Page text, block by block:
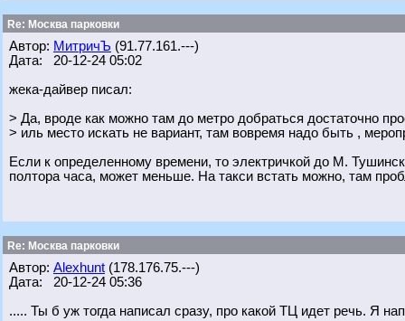
Re: Москва парковки
Автор: МитричЪ (91.77.161.---)
Дата: 20-12-24 05:02
жека-дайвер писал:
> Да, вроде как можно там до метро добраться достаточно
> иль место искать не вариант, там вовремя надо быть ,
Если к определенному времени, то электричкой до М.
полтора часа, может меньше. На такси встать можно, там
Re: Москва парковки
Автор: Alexhunt (178.176.75.---)
Дата: 20-12-24 05:36
..... Ты б уж тогда написал сразу, про какой ТЦ идет речь. Я